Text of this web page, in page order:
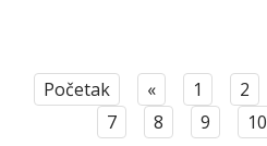
Početak « 1 2
7
8 9 10